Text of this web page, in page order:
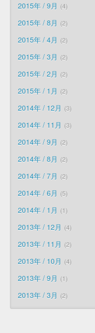
2015年 / 9月 4
2015年 / 8月 2
2015年 / 4月 2
2015年 / 3月 2
2015年 / 2月 2
2015年 / 1月 2
2014年 / 12月 3
2014年 / 11月 3
2014年 / 9月 2
2014年 / 8月 2
2014年 / 7月 2
2014年 / 6月 5
2014年 / 1月 1
2013年 / 12月 4
2013年 / 11月 2
2013年 / 10月 4
2013年 / 9月 1
2013年 / 3月 2